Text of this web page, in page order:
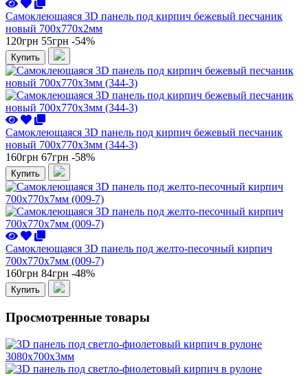
Самоклеющаяся 3D панель под кирпич бежевый песчаник
новый 700x770x2мм
120грн 55грн -54%
Купить
Самоклеющаяся 3D панель под кирпич бежевый песчаник
новый 700x770x3мм (344-3)
160грн 67грн -58%
Купить
Самоклеющаяся 3D панель под желто-песочный кирпич
700x770x7мм (009-7)
160грн 84грн -48%
Купить
Просмотренные товары